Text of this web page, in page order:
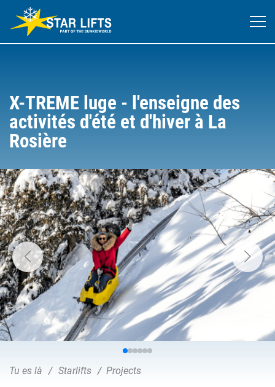
X-TREME luge - l'enseigne des
activités d'été et d'hiver à La
Rosière
Tu es là Starlifts Projects